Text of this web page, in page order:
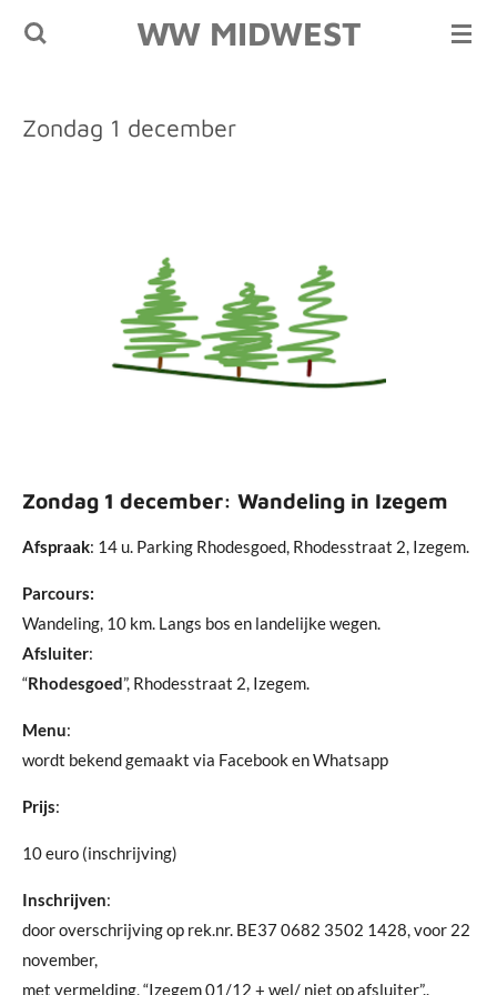
Ga
hoofdinhoud
WW MIDWEST
Zondag 1 december
Zondag 1 december: Wandeling in Izegem
Afspraak: 14 u. Parking Rhodesgoed, Rhodesstraat 2, Izegem.
Parcours:
Wandeling, 10 km. Langs bos en landelijke wegen.
Afsluiter:
“Rhodesgoed”, Rhodesstraat 2, Izegem.
Menu:
wordt bekend gemaakt via Facebook en Whatsapp
Prijs:
10 euro (inschrijving)
Inschrijven:
door overschrijving op rek.nr. BE37 0682 3502 1428, voor 22
november,
met vermelding, “Izegem 01/12 + wel/ niet op afsluiter”..